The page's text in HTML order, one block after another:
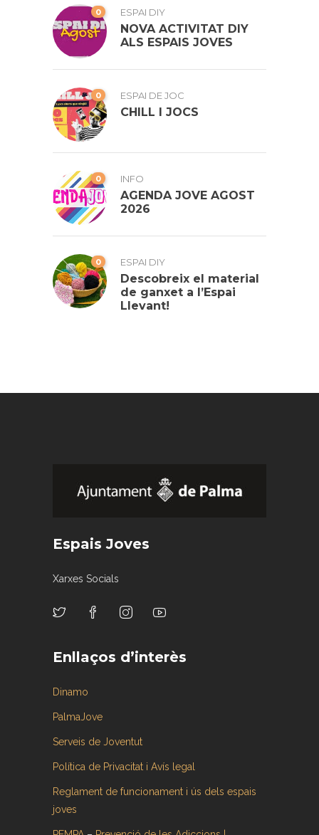
0 ESPAI DIY
NOVA ACTIVITAT DIY
ALS ESPAIS JOVES
0 ESPAI DE JOC
CHILL I JOCS
0 INFO
AGENDA JOVE AGOST
2026
0 ESPAI DIY
Descobreix el material
de ganxet a l’Espai
Llevant!
Espais Joves
Xarxes Socials
Enllaços d’interès
Dinamo
PalmaJove
Serveis de Joventut
Política de Privacitat i Avís legal
Reglament de funcionament i ús dels espais
joves